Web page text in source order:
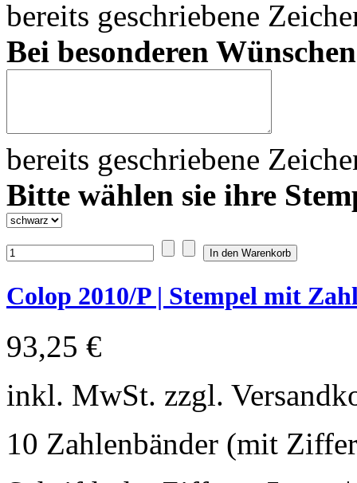
bereits geschriebene
Bei besonderen
bereits geschriebene
Bitte wählen sie ihre
Colop 2010/P | Stempel mit
93,25 €
inkl. MwSt. zzgl.
10 Zahlenbänder (mit